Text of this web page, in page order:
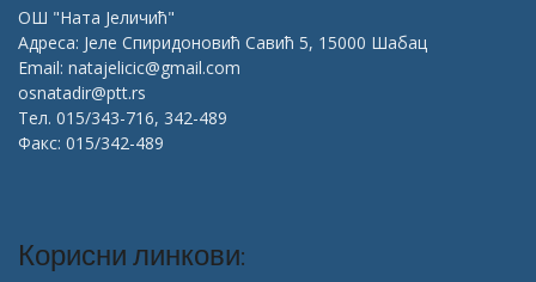
ОШ "Ната Јеличић"
Адреса: Јеле Спиридоновић Савић 5, 15000 Шабац
Email: natajelicic@gmail.com
osnatadir@ptt.rs
Тел. 015/343-716, 342-489
Факс: 015/342-489
Корисни линкови: